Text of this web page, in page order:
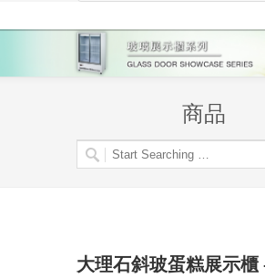
商品
大理石斜玻蛋糕展示櫃